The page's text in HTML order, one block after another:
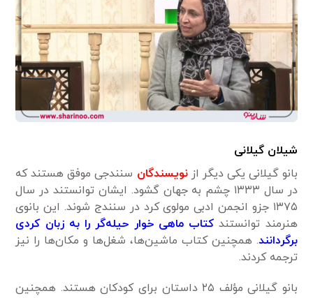
شیلان گیلانی
بانو گیلانی یکی دیگر ازنویسندگان سنندجی موفق هستند که
در سال ۱۳۳۳ چشم به جهان گشود. ایشان توانستند در سال
۱۳۷۵ جزو انجمن ادبی مولوی کرد در سنندج شوند. این بانوی
هنرمند توانستند کتاب ماهی خوار حیله‌گر را به زبان کردی
برگردانند. همچنین کتاب ماشین‌ها، شغل‌ها و مکان‌ها را نیز
ترجمه کردند.
بانو گیلانی مؤلف ۲۵ داستان برای کودکان هستند. همچنین